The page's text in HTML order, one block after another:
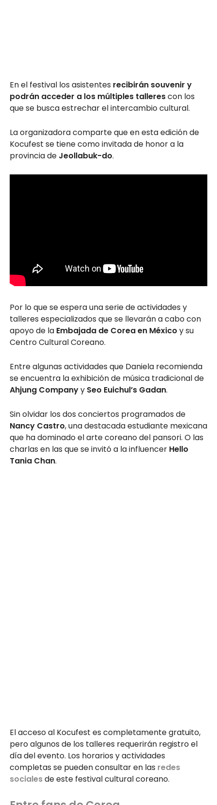
En el festival los asistentes recibirán souvenir y
podrán acceder a los múltiples tallerescon los
que se busca estrechar el intercambio cultural.
La organizadora comparte que en esta edición de
Kocufest se tiene como invitada de honor a la
provincia de Jeollabuk-do.
Por lo que se espera una serie de actividades y
talleres especializados que se llevarán a cabo con
apoyo de la Embajada de Corea en México y su
Centro Cultural Coreano.
Entre algunas actividades que Daniela recomienda
se encuentra la exhibición de música tradicional de
Ahjung Companyy Seo Euichul’s Gadan.
Sin olvidar los dos conciertos programados de
Nancy Castro, una destacada estudiante mexicana
que ha dominado el arte coreano del pansori. O las
charlas en las que se invitó a la influencer Hello
Tania Chan.
El acceso al Kocufest es completamente gratuito,
pero algunos de los talleres requerirán registro el
día del evento. Los horarios y actividades
completas se pueden consultar en las redes
socialesde este festival cultural coreano.